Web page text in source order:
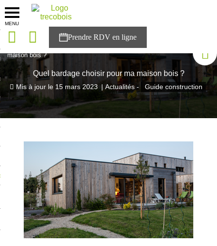
MENU
solutions
Trecobois
à NESTOR
maison bois ?
Quel bardage choisir pour ma maison bois ?
Mis à jour le 15 mars 2023 |Actualités - Guide construction